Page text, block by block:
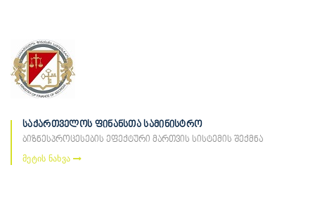
საქართველოს ფინანსთა სამინისტრო
ბიზნესპროცესების ეფექტური მართვის სისტემის შექმნა
მეტის ნახვა